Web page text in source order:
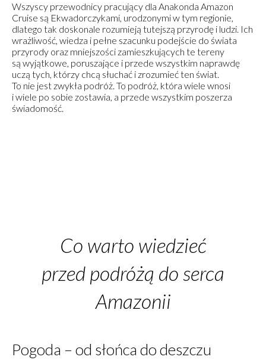
Wszyscy przewodnicy pracujący dla Anakonda Amazon
Cruise są Ekwadorczykami, urodzonymi w tym regionie,
dlatego tak doskonale rozumieją tutejszą przyrodę i ludzi. Ich
wrażliwość, wiedza i pełne szacunku podejście do świata
przyrody oraz mniejszości zamieszkujących te tereny
są wyjątkowe, poruszające i przede wszystkim naprawdę
uczą tych, którzy chcą słuchać i zrozumieć ten świat.
To nie jest zwykła podróż. To podróż, która wiele wnosi
i wiele po sobie zostawia, a przede wszystkim poszerza
świadomość.
Co warto wiedzieć
przed podróżą do serca
Amazonii
Pogoda – od słońca do deszczu